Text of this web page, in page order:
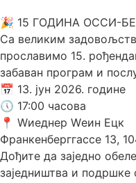
🎉 15 ГОДИНА ОССИ-
Са великим
прославимо 15.
забаван програм и
📅 13. јун 2026. године
🕔 17:00 часова
📍 Wиеднер Wеин Ецк
Франкенберггассе 13,
Дођите да заједно
заједништва и подршке